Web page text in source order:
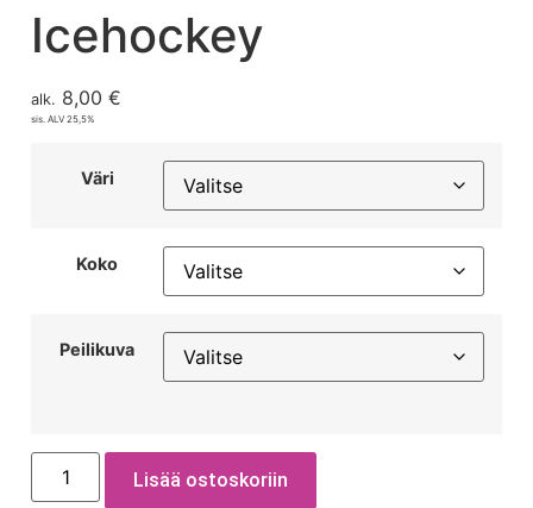
Icehockey
alk. 8,00 €
sis. ALV 25,5%
Väri
Koko
Peilikuva
Lisää ostoskoriin